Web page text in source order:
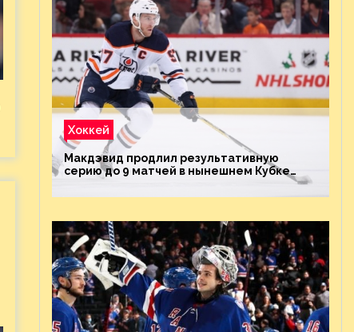
Хоккей
Макдэвид продлил результативную
серию до 9 матчей в нынешнем Кубке